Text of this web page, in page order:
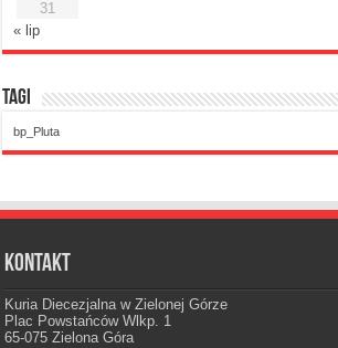
31
« lip
Tagi
bp_Pluta
Kontakt
Kuria Diecezjalna w Zielonej Górze
Plac Powstańców Wlkp. 1
65-075 Zielona Góra